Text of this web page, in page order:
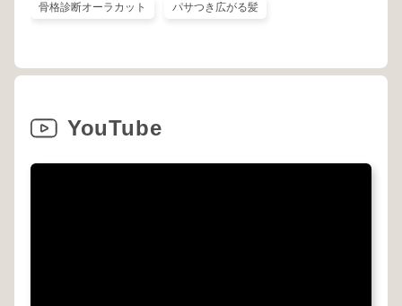
骨格診断オーラカット パサつき広がる髪
YouTube